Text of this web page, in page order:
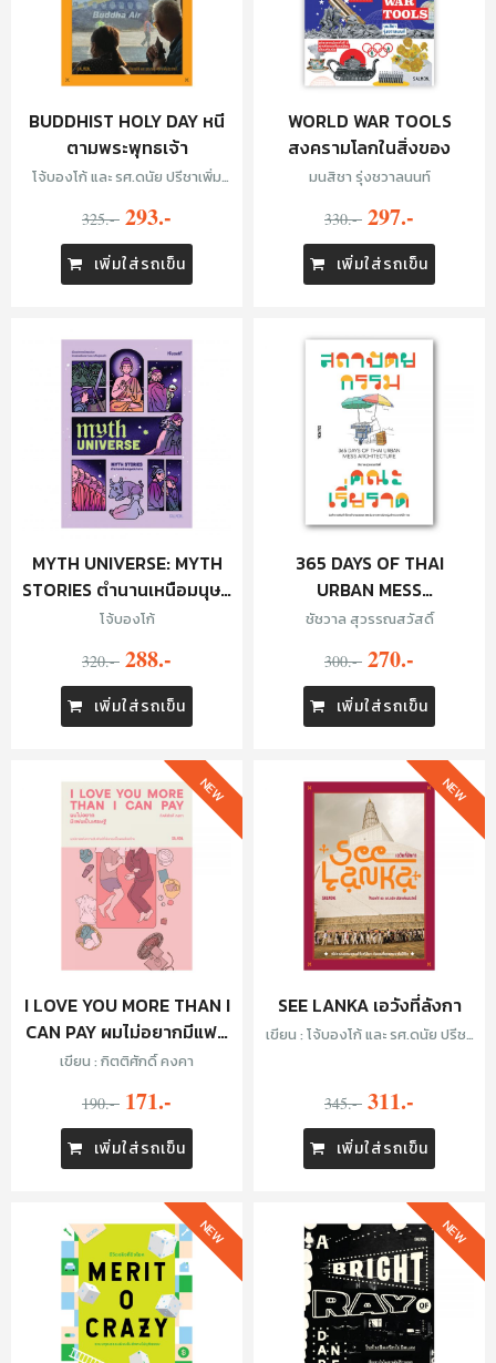
BUDDHIST HOLY DAY หนี
ตามพระพุทธเจ้า
โจ้บองโก้ และ รศ.ดนัย ปรีชาเพิ่ม
325.- 293.-
เพิ่มใส่รถเข็น
WORLD WAR TOOLS
สงครามโลกในสิ่งของ
มนสิชา รุ่งชวาลนนท์
330.- 297.-
เพิ่มใส่รถเข็น
MYTH UNIVERSE: MYTH
STORIES ตำนานเหนือมนุษย์
มานาน
โจ้บองโก้
320.- 288.-
เพิ่มใส่รถเข็น
365 DAYS OF THAI
URBAN MESS
ARCHITECTURE
ชัชวาล สุวรรณสวัสดิ์
300.- 270.-
เพิ่มใส่รถเข็น
I LOVE YOU MORE THAN I
CAN PAY ผมไม่อยากมีแฟน
เป็นเศรษฐี
เขียน : กิตติศักดิ์ คงคา
190.- 171.-
เพิ่มใส่รถเข็น
NEW
SEE LANKA เอวังที่ลังกา
เขียน : โจ้บองโก้ และ รศ.ดนัย ปรีชา
345.- 311.-
เพิ่มใส่รถเข็น
NEW
NEW NEW